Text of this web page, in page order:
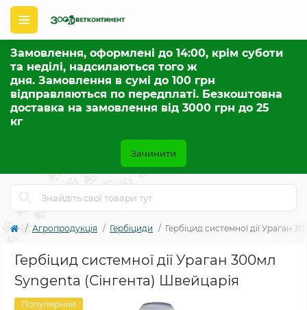
Замовлення, оформлені до 14:00, крім суботи
та неділі, надсилаються того ж
дня. Замовлення в сумі до 100 грн
відправляються по передплаті. Безкоштовна
доставка на замовлення від 3000 грн до 25
кг
Зачинити
Агропродукція Гербіциди Гербіцид системної дії Ураган
Гербіцид системної дії Ураган 300мл
Syngenta (Сінгента) Швейцарія
Популярний